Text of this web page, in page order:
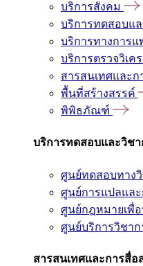
บริการสังคม
บริการทดสอบแ
บริการทางการแ
บริการตรวจวิเ
สารสนเทศและก
พื้นที่สร้างสรรค์
พิพิธภัณฑ์
บริการทดสอบและวิชา
ศูนย์ทดสอบทาง
ศูนย์การแปลและ
ศูนย์กฎหมายเพื่
ศูนย์บริการวิชา
สารสนเทศและการสื่อ